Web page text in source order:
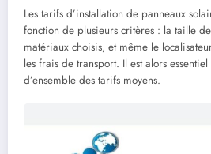
Les tarifs d’installation de panneaux
fonction de plusieurs critères : la taille
matériaux choisis, et même le
les frais de transport. Il est alors
d’ensemble des tarifs moyens.